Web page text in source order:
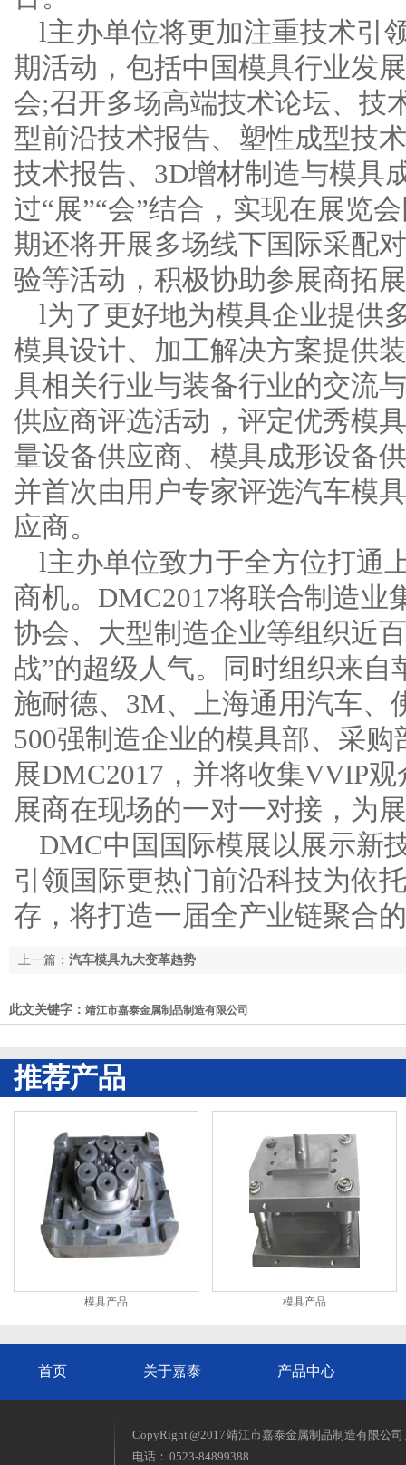
l主办单位将更加注重技术引
期活动，包括中国模具行业发
会;召开多场高端技术论坛、技
型前沿技术报告、塑性成型技
技术报告、3D增材制造与模具
过“展”“会”结合，实现在展览
期还将开展多场线下国际采配
验等活动，积极协助参展商拓
l为了更好地为模具企业提供
模具设计、加工解决方案提供
具相关行业与装备行业的交流
供应商评选活动，评定优秀模
量设备供应商、模具成形设备
并首次由用户专家评选汽车模
应商。
l主办单位致力于全方位打通
商机。DMC2017将联合制造业
协会、大型制造企业等组织近
战”的超级人气。同时组织来
施耐德、3M、上海通用汽车、
500强制造企业的模具部、采
展DMC2017，并将收集VVIP
展商在现场的一对一对接，为
DMC中国国际模展以展示新
引领国际更热门前沿科技为依
存，将打造一届全产业链聚合
上一篇： 汽车模具九大变革趋势
此文关键字： 靖江市嘉泰金属制品制造有限公司
推荐产品
模具产品 模具产品
首页 关于嘉泰 产品中心
CopyRight @2017 靖江市嘉泰金属制品制造有限公司
电话： 0523-84899388